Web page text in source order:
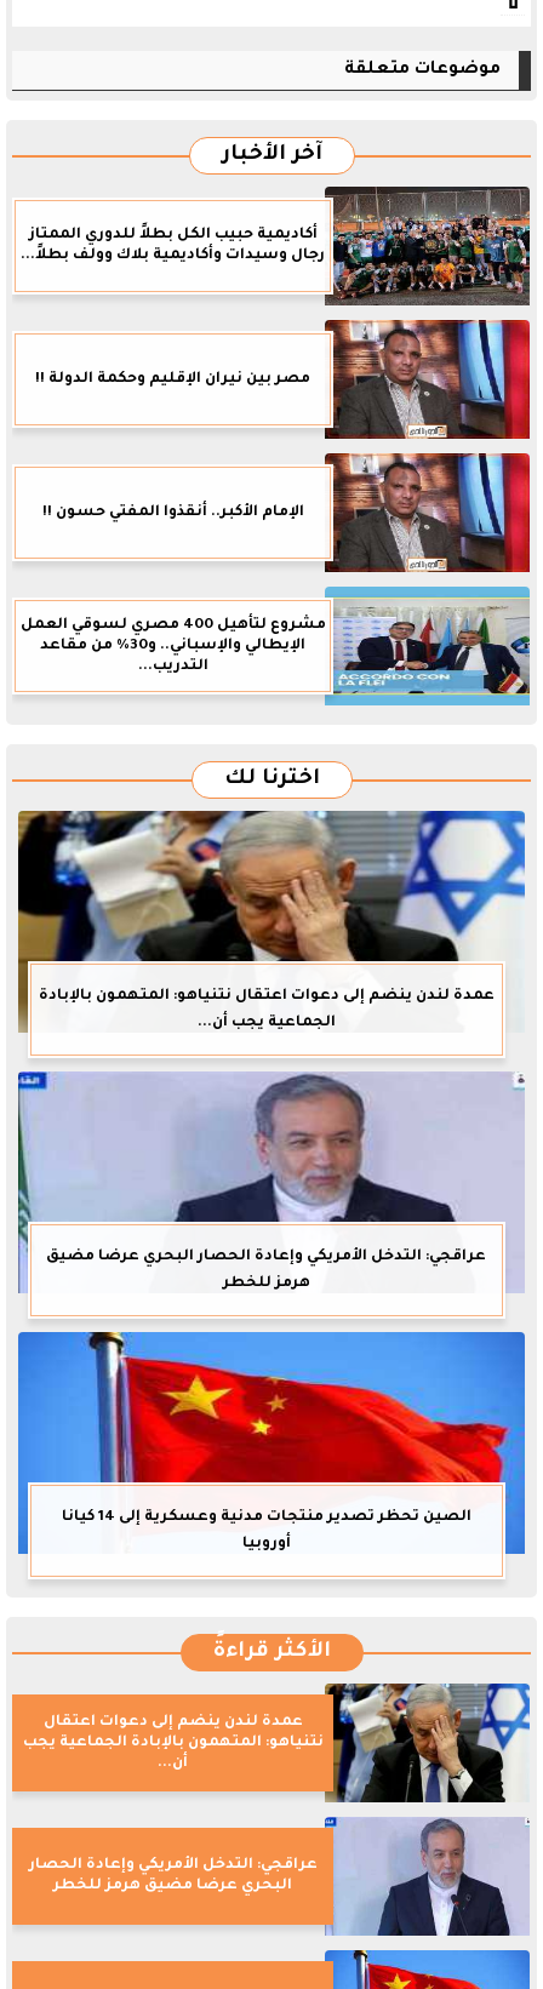
موضوعات متعلقة
آخر الأخبار
أكاديمية حبيب الكل بطلاً للدوري الممتاز
رجال وسيدات وأكاديمية بلاك وولف بطلاً...
مصر بين نيران الإقليم وحكمة الدولة !!
الإمام الأكبر.. أنقذوا المفتي حسون !!
مشروع لتأهيل 400 مصري لسوقي العمل
الإيطالي والإسباني.. و30% من مقاعد
التدريب...
اخترنا لك
عمدة لندن ينضم إلى دعوات اعتقال نتنياهو: المتهمون بالإبادة
الجماعية يجب أن...
عراقجي: التدخل الأمريكي وإعادة الحصار البحري عرضا مضيق
هرمز للخطر
الصين تحظر تصدير منتجات مدنية وعسكرية إلى 14 كيانا
أوروبيا
الأكثر قراءةً
عمدة لندن ينضم إلى دعوات اعتقال
نتنياهو: المتهمون بالإبادة الجماعية يجب
أن...
عراقجي: التدخل الأمريكي وإعادة الحصار
البحري عرضا مضيق هرمز للخطر